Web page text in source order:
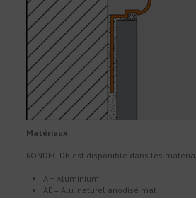
Matériaux
RONDEC-DB est disponible dans les
A = Aluminium
AE = Alu. naturel anodisé mat